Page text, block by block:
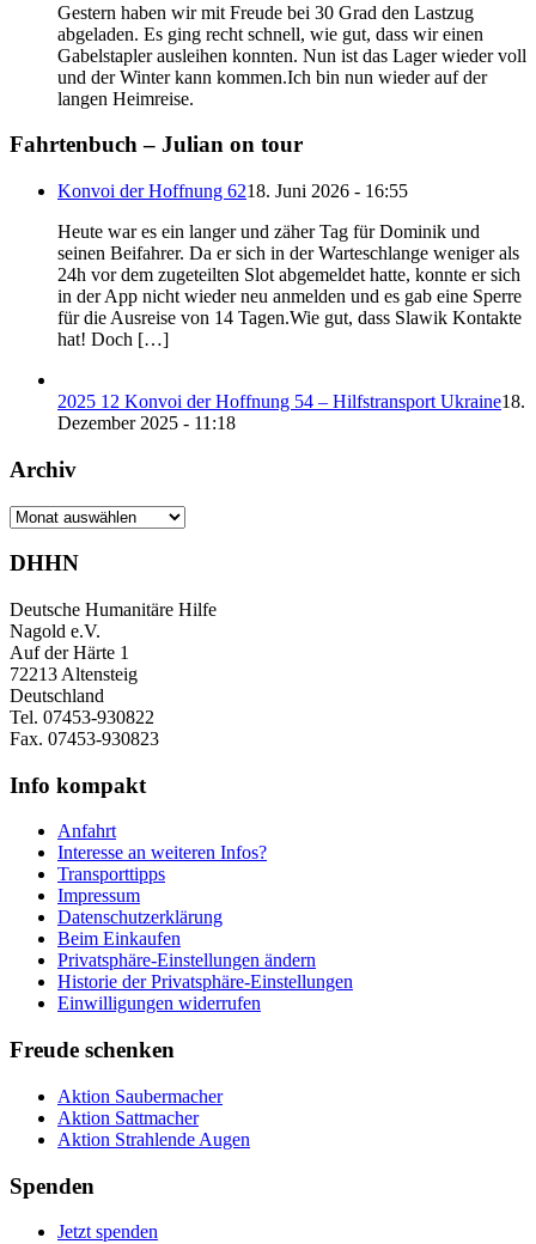
Gestern haben wir mit Freude bei 30 Grad den Lastzug
abgeladen. Es ging recht schnell, wie gut, dass wir einen
Gabelstapler ausleihen konnten. Nun ist das Lager wieder voll
und der Winter kann kommen.Ich bin nun wieder auf der
langen Heimreise.
Fahrtenbuch – Julian on tour
Konvoi der Hoffnung 6218. Juni 2026 - 16:55
Heute war es ein langer und zäher Tag für Dominik und
seinen Beifahrer. Da er sich in der Warteschlange weniger als
24h vor dem zugeteilten Slot abgemeldet hatte, konnte er sich
in der App nicht wieder neu anmelden und es gab eine Sperre
für die Ausreise von 14 Tagen.Wie gut, dass Slawik Kontakte
hat! Doch […]
2025 12 Konvoi der Hoffnung 54 – Hilfstransport Ukraine18.
Dezember 2025 - 11:18
Archiv
Archiv
DHHN
Deutsche Humanitäre Hilfe
Nagold e.V.
Auf der Härte 1
72213 Altensteig
Deutschland
Tel. 07453-930822
Fax. 07453-930823
Info kompakt
Anfahrt
Interesse an weiteren Infos?
Transporttipps
Impressum
Datenschutzerklärung
Beim Einkaufen
Privatsphäre-Einstellungen ändern
Historie der Privatsphäre-Einstellungen
Einwilligungen widerrufen
Freude schenken
Aktion Saubermacher
Aktion Sattmacher
Aktion Strahlende Augen
Spenden
Jetzt spenden